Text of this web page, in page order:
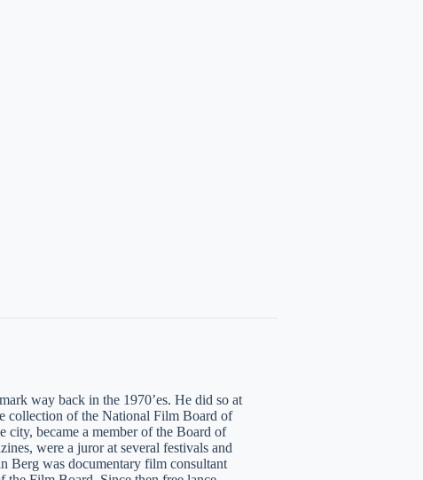
way back in the 1970’es. He did so at
collection of the National Film Board of
city, became a member of the Board of
were a juror at several festivals and
Berg was documentary film consultant